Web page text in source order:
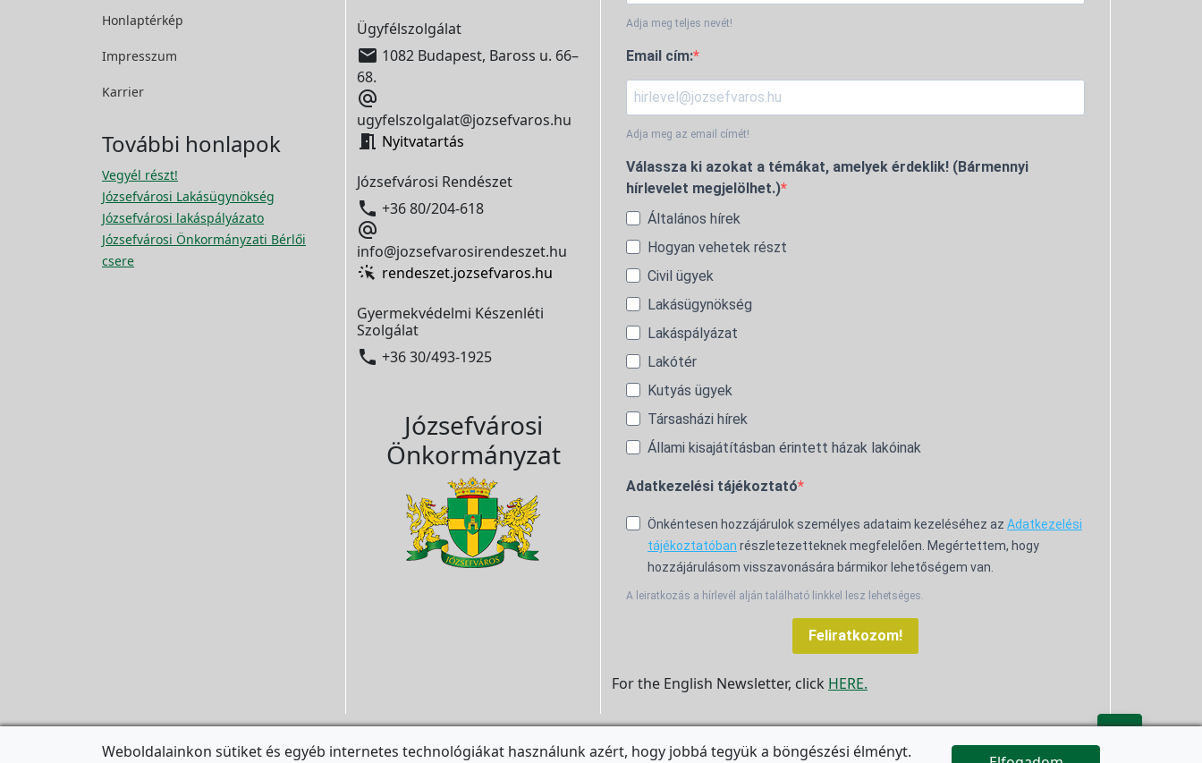
Honlaptérkép
Impresszum
Karrier
További honlapok
Vegyél részt!
Józsefvárosi Lakásügynökség
Józsefvárosi lakáspályázato
Józsefvárosi Önkormányzati Bérlői
csere
Ügyfélszolgálat
 1082 Budapest, Baross u. 66–
68.

ugyfelszolgalat@jozsefvaros.hu
 Nyitvatartás
Józsefvárosi Rendészet
 +36 80/204-618

info@jozsefvarosirendeszet.hu
rendeszet.jozsefvaros.hu
Gyermekvédelmi Készenléti
Szolgálat
 +36 30/493-1925
Józsefvárosi
Önkormányzat
Adja meg teljes nevét!
Email cím:
Adja meg az email címét!
Válassza ki azokat a témákat, amelyek érdeklik! (Bármennyi
hírlevelet megjelölhet.)
Általános hírek
Hogyan vehetek részt
Civil ügyek
Lakásügynökség
Lakáspályázat
Lakótér
Kutyás ügyek
Társasházi hírek
Állami kisajátításban érintett házak lakóinak
Adatkezelési tájékoztató
Önkéntesen hozzájárulok személyes adataim kezeléséhez az Adatkezelési
tájékoztatóban részletezetteknek megfelelően. Megértettem, hogy
hozzájárulásom visszavonására bármikor lehetőségem van.
A leiratkozás a hírlevél alján található linkkel lesz lehetséges.
Feliratkozom!
For the English Newsletter, click HERE.


Weboldalainkon sütiket és egyéb internetes technológiákat használunk azért, hogy jobbá tegyük a böngészési élményt.